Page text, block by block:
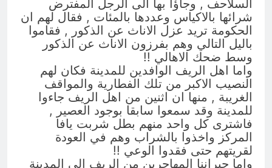
السلاحف , وجاؤا بها الى الرجل المفترض
شرائها بالاكياس وعددها بالمئات , فقال لهم ان
الحكومة تريد عزل الاناث عن الذكور , فقاموا
باليل التالي وهم بفرزون الاناث عن الذكور
وسط ضحك الاهالي !!
واما اهل الريف الوافدين للمدينة فكان لهم
النصيب الاكبر من تلك الفطارية والمواقف
الغريبة , منها ان اثنين من اهل الريف جاءوا
للمدينة وقد سمعوا سابقا بوجود العصير ,
فاشترى كل واحد منهم بطل شربت يافا
المركز واخذوا بالشراب وهم في العودة
لقريتهم حتى فقدوا الوعي !!
واما جيراننا المهاجرين من الريف الى المدينة